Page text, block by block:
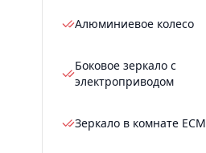
Алюминиевое колесо
Боковое зеркало с
электроприводом
Зеркало в комнате ECM